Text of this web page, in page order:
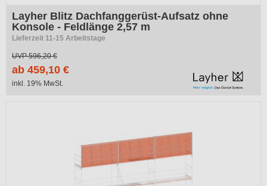
Layher Blitz Dachfanggerüst-Aufsatz ohne
Konsole - Feldlänge 2,57 m
Lieferzeit 11-15 Arbeitstage
UVP596,20 €
ab 459,10 €
inkl. 19% MwSt.